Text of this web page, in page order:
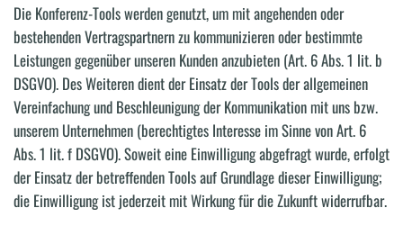
Die Konferenz-Tools werden genutzt, um mit angehenden oder
bestehenden Vertragspartnern zu kommunizieren oder bestimmte
Leistungen gegenüber unseren Kunden anzubieten (Art. 6 Abs. 1 lit. b
DSGVO). Des Weiteren dient der Einsatz der Tools der allgemeinen
Vereinfachung und Beschleunigung der Kommunikation mit uns bzw.
unserem Unternehmen (berechtigtes Interesse im Sinne von Art. 6
Abs. 1 lit. f DSGVO). Soweit eine Einwilligung abgefragt wurde, erfolgt
der Einsatz der betreffenden Tools auf Grundlage dieser Einwilligung;
die Einwilligung ist jederzeit mit Wirkung für die Zukunft widerrufbar.